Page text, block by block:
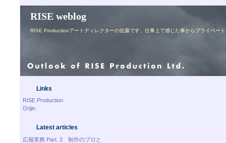
RISE weblog
RISE Productionアートディレクターの佐藤です、仕事上で感じた事からプライベー
Links
RISE Production
Orijin
Latest articles
広報実務 Part. 2 制作のプロと